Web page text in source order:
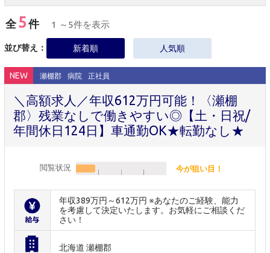
全5 件 1 ～5件を表示
並び替え： 新着順 人気順
NEW 瀬棚郡 病院 正社員
＼高額求人／年収612万円可能！〈瀬棚
郡〉残業なしで働きやすい◎【土・日祝/
年間休日124日】車通勤OK★転勤なし★
閲覧状況 今が狙い目！
年収389万円～612万円 ※あなたのご経験、能力
を考慮して決定いたします。お気軽にご相談くだ
さい！
北海道 瀬棚郡